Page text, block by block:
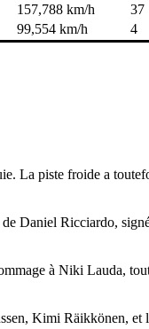
157,788 km/h
37
99,554 km/h 4
La piste froide a
Daniel Ricciardo,
à Niki Lauda,
Kimi Räikkönen, et